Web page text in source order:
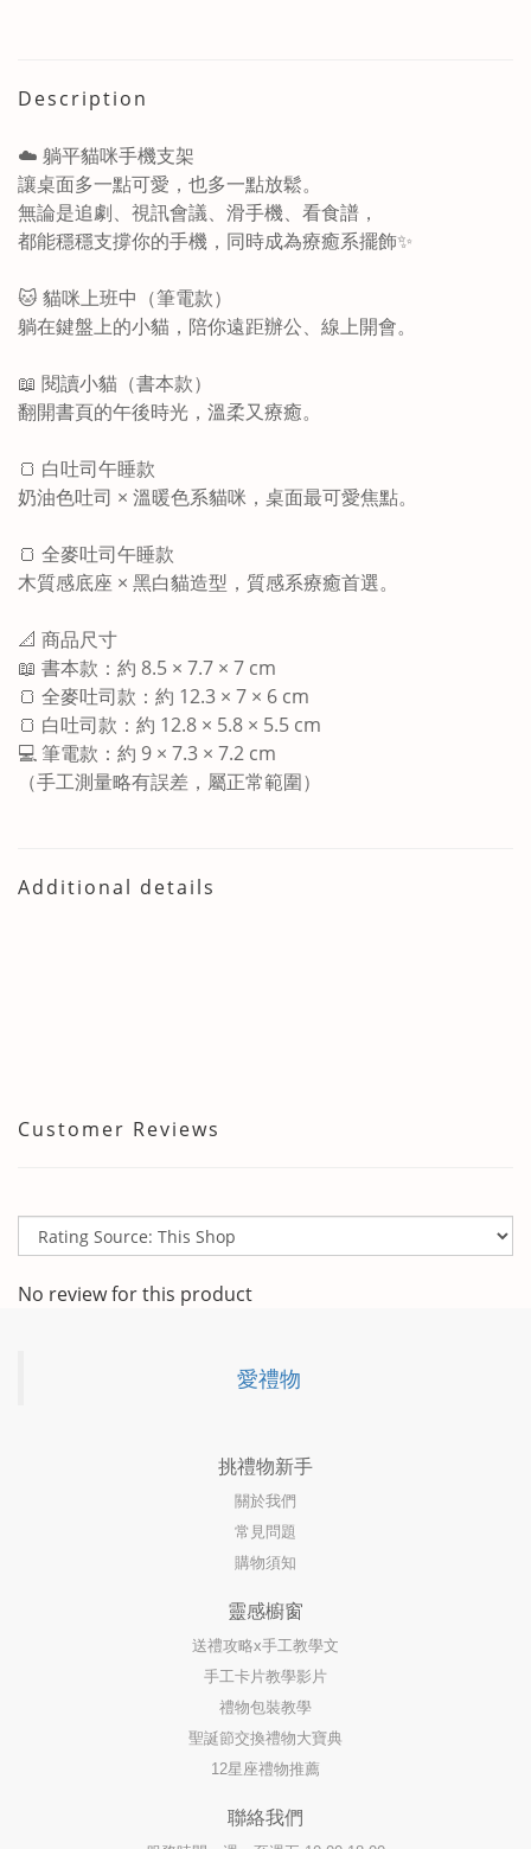
Description
☁️ 躺平貓咪手機支架
讓桌面多一點可愛，也多一點放鬆。
無論是追劇、視訊會議、滑手機、看食譜，
都能穩穩支撐你的手機，同時成為療癒系擺飾✨
🐱 貓咪上班中（筆電款）
躺在鍵盤上的小貓，陪你遠距辦公、線上開會。
📖 閱讀小貓（書本款）
翻開書頁的午後時光，溫柔又療癒。
🍞 白吐司午睡款
奶油色吐司 × 溫暖色系貓咪，桌面最可愛焦點。
🍞 全麥吐司午睡款
木質感底座 × 黑白貓造型，質感系療癒首選。
📐 商品尺寸
📖 書本款：約 8.5 × 7.7 × 7 cm
🍞 全麥吐司款：約 12.3 × 7 × 6 cm
🍞 白吐司款：約 12.8 × 5.8 × 5.5 cm
💻 筆電款：約 9 × 7.3 × 7.2 cm
（手工測量略有誤差，屬正常範圍）
Additional details
Customer Reviews
No review for this product
愛禮物
挑禮物新手
關於我們
常見問題
購物須知
靈感櫥窗
送禮攻略x手工教學文
手工卡片教學影片
禮物包裝教學
聖誕節交換禮物大寶典
12星座禮物推薦
聯絡我們